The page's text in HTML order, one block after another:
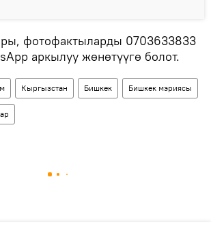
фотофактыларды 0703633833
аркылуу жөнөтүүгө болот.
Кыргызстан Бишкек Бишкек мэриясы